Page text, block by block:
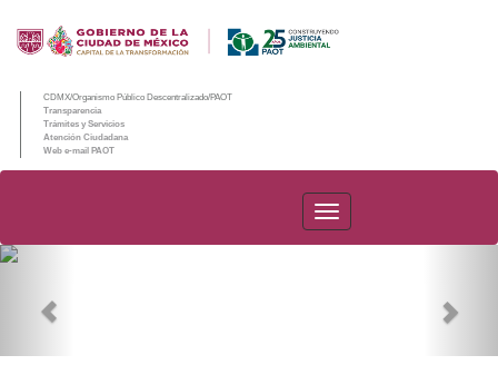
CDMX/Organismo Público Descentralizado/PAOT
Transparencia
Trámites y Servicios
Atención Ciudadana
Web e-mail PAOT
PAOT